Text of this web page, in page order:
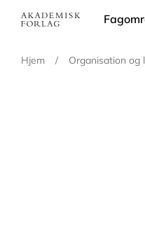
Main
Hjem / Organisation og